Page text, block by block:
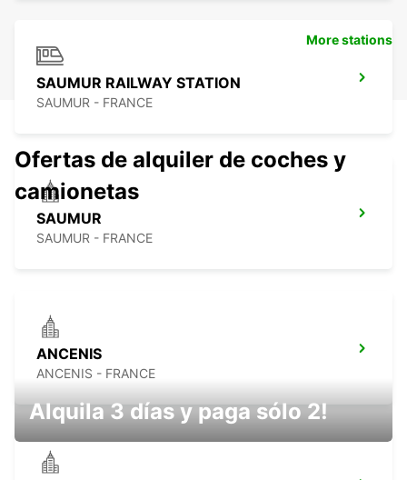
SAUMUR RAILWAY STATION
SAUMUR - FRANCE
SAUMUR
SAUMUR - FRANCE
ANCENIS
ANCENIS - FRANCE
More stations
Ofertas de alquiler de coches y
camionetas
Alquila 3 días y paga sólo 2!